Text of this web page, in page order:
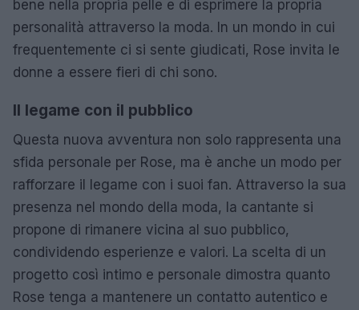
bene nella propria pelle e di esprimere la propria
personalità attraverso la moda. In un mondo in cui
frequentemente ci si sente giudicati, Rose invita le
donne a essere fieri di chi sono.
Il legame con il pubblico
Questa nuova avventura non solo rappresenta una
sfida personale per Rose, ma è anche un modo per
rafforzare il legame con i suoi fan. Attraverso la sua
presenza nel mondo della moda, la cantante si
propone di rimanere vicina al suo pubblico,
condividendo esperienze e valori. La scelta di un
progetto così intimo e personale dimostra quanto
Rose tenga a mantenere un contatto autentico e